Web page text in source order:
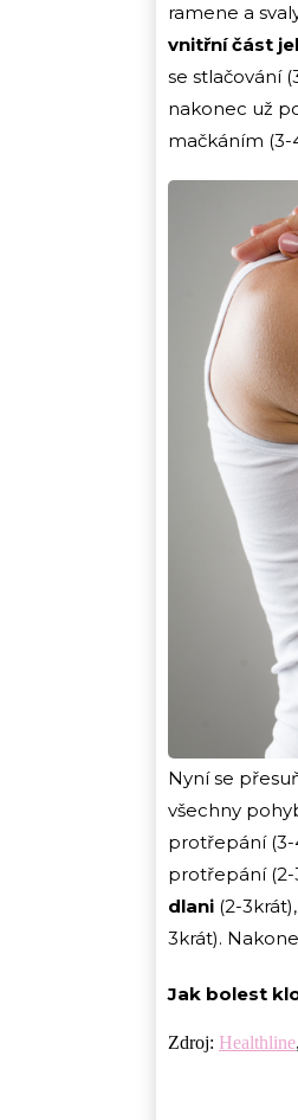
ramene a
vnitřní část
se stlačování
nakonec už
mačkáním
Nyní se
všechny
protřepání (3-
protřepání
dlani (2-
3krát).
Jak bolest
Zdroj: Healthline,